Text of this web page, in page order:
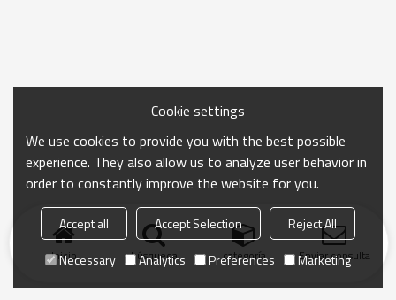
Inicio búsqueda categoría Enviar consulta
Cookie settings
We use cookies to provide you with the best possible
experience. They also allow us to analyze user behavior in
order to constantly improve the website for you.
Accept all Accept Selection
Reject All
Necessary
Analytics Preferences Marketing